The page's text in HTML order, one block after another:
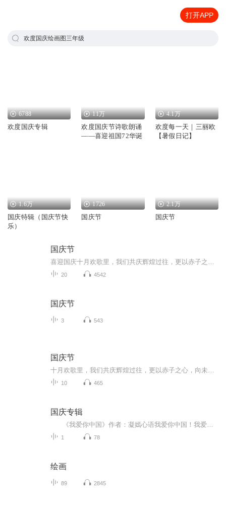
打开APP
欢度国庆绘画图三年级
6788
欢度国庆专辑
11万
欢度国庆节诗歌朗诵
——喜迎祖国72华诞
4.1万
欢度每一天｜三丽欧
【暑假日记】
1.6万
国庆特辑（国庆节快
乐）
1726
国庆节
2.1万
国庆节
国庆节
20 4542
国庆节
3 543
国庆节
10 465
国庆专辑
1 78
绘画
89 2845